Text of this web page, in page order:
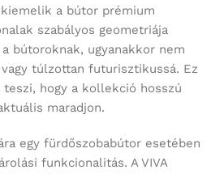
a bútor prémium
szabályos geometriája
bútoroknak, ugyanakkor nem
túlzottan futurisztikussá. Ez
hogy a kollekció hosszú
maradjon.
egy fürdőszobabútor esetében
funkcionalitás. A VIVA